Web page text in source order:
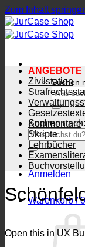
Zum Inhalt
Suchen
Suchen nach:
Anmelden
Warenkorb /
ANGEBOTE
Zivilstation
Kommentare
Skripte
Lehrbücher
Open this in UX